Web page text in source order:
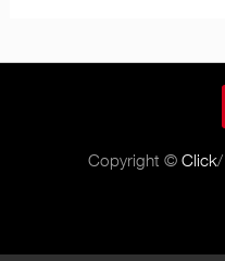
Copyright © Click/